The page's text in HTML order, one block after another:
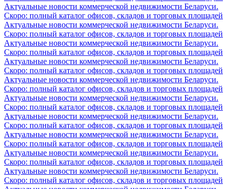
Актуальные новости коммерческой недвижимости Беларуси.
Скоро: полный каталог офисов, складов и торговых площадей
Актуальные новости коммерческой недвижимости Беларуси.
Скоро: полный каталог офисов, складов и торговых площадей
Актуальные новости коммерческой недвижимости Беларуси.
Скоро: полный каталог офисов, складов и торговых площадей
Актуальные новости коммерческой недвижимости Беларуси.
Скоро: полный каталог офисов, складов и торговых площадей
Актуальные новости коммерческой недвижимости Беларуси.
Скоро: полный каталог офисов, складов и торговых площадей
Актуальные новости коммерческой недвижимости Беларуси.
Скоро: полный каталог офисов, складов и торговых площадей
Актуальные новости коммерческой недвижимости Беларуси.
Скоро: полный каталог офисов, складов и торговых площадей
Актуальные новости коммерческой недвижимости Беларуси.
Скоро: полный каталог офисов, складов и торговых площадей
Актуальные новости коммерческой недвижимости Беларуси.
Скоро: полный каталог офисов, складов и торговых площадей
Актуальные новости коммерческой недвижимости Беларуси.
Скоро: полный каталог офисов, складов и торговых площадей